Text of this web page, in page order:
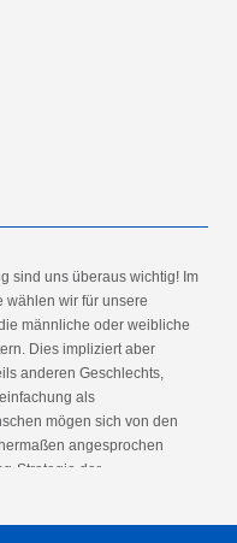
sind uns überaus wichtig! Im
wählen wir für unsere
männliche oder weibliche
Dies impliziert aber
anderen Geschlechts,
als
mögen sich von den
angesprochen
Strategie der